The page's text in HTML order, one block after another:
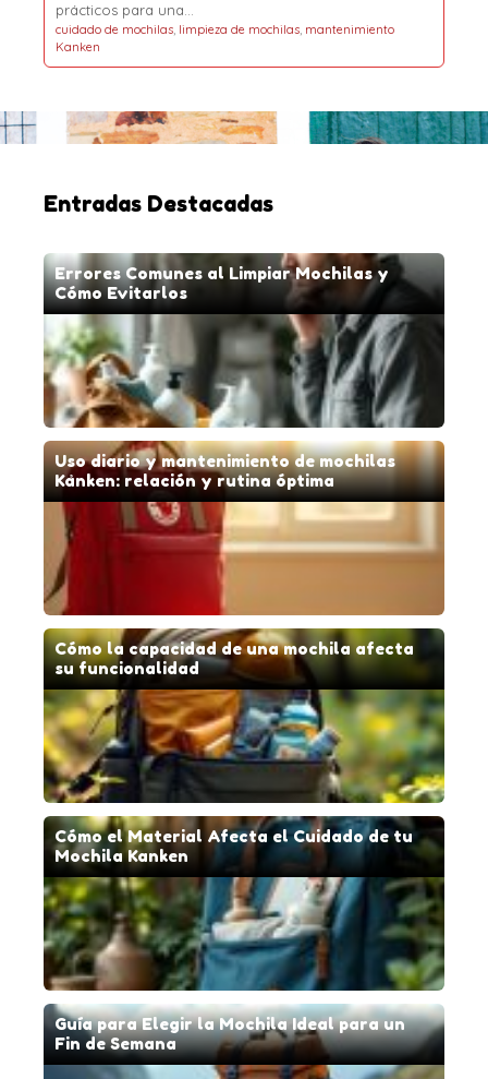
prácticos para una…
cuidado de mochilas, limpieza de mochilas, mantenimiento
Kanken
Entradas Destacadas
Errores Comunes al Limpiar Mochilas y
Cómo Evitarlos
Uso diario y mantenimiento de mochilas
Kånken: relación y rutina óptima
Cómo la capacidad de una mochila afecta
su funcionalidad
Cómo el Material Afecta el Cuidado de tu
Mochila Kanken
Guía para Elegir la Mochila Ideal para un
Fin de Semana